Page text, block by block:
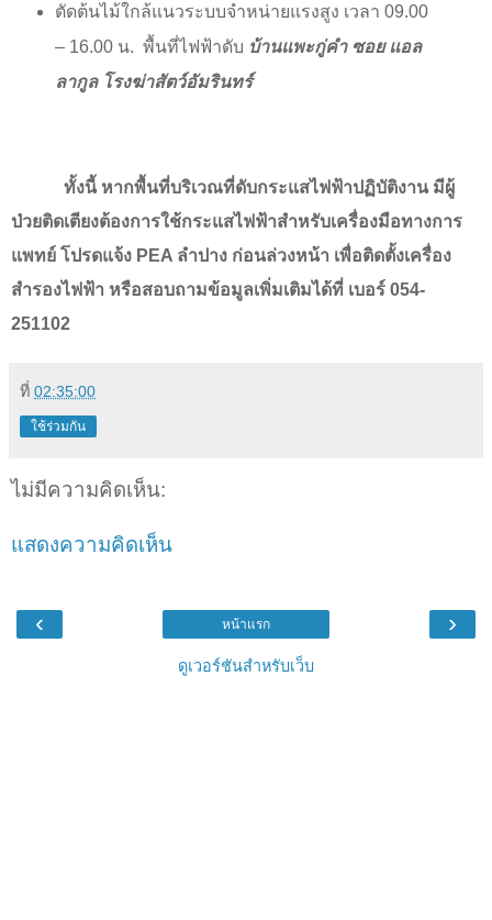
ตัดต้นไม้ใกล้แนวระบบจำหน่ายแรงสูง เวลา 09.00
– 16.00น. พื้นที่ไฟฟ้าดับ บ้านแพะกู่คำ ซอย แอล
ลากูล โรงฆ่าสัตว์อัมรินทร์
ทั้งนี้ หากพื้นที่บริเวณที่ดับกระแสไฟฟ้าปฏิบัติงาน มีผู้
ป่วยติดเตียงต้องการใช้กระแสไฟฟ้าสำหรับเครื่องมือทางการ
แพทย์ โปรดแจ้ง PEA ลำปาง ก่อนล่วงหน้า เพื่อติดตั้งเครื่อง
สำรองไฟฟ้า หรือสอบถามข้อมูลเพิ่มเติมได้ที่ เบอร์ 054-
251102
ที่ 02:35:00
ใช้ร่วมกัน
ไม่มีความคิดเห็น:
แสดงความคิดเห็น
‹ ›
หน้าแรก
ดูเวอร์ชันสำหรับเว็บ